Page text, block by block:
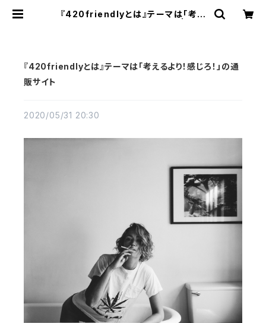
『420friendlyとは』テーマは「考え
『420friendlyとは』テーマは「考えるより！感じろ！」の通
販サイト
2020/05/31 20:30